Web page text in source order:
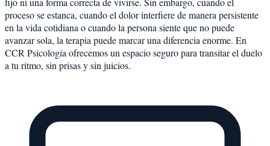
proceso se estanca, cuando el dolor interfiere de manera persistente
en la vida cotidiana o cuando la persona siente que no puede
avanzar sola, la terapia puede marcar una diferencia enorme. En
CCR Psicología ofrecemos un espacio seguro para transitar el duelo
a tu ritmo, sin prisas y sin juicios.